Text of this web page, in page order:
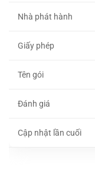
Nhà phát hành
Giấy phép
Tên gói
Đánh giá
Cập nhật lần cuối